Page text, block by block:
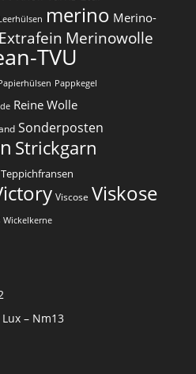
merino Merino-
Merinowolle
TVU
Pappkegel
Reine Wolle
Sonderposten
Strickgarn
Teppichfransen
Viscose Viskose
Wickelkerne
– Nm13